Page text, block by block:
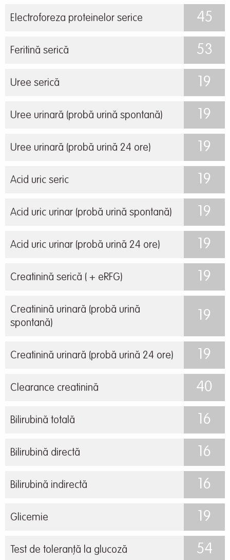
Electroforeza proteinelor serice 45
Feritină serică 53
Uree serică 19
Uree urinară (probă urină spontană) 19
Uree urinară (probă urină 24 ore) 19
Acid uric seric 19
Acid uric urinar (probă urină spontană) 19
Acid uric urinar (probă urină 24 ore) 19
Creatinină serică ( + eRFG) 19
Creatinină urinară (probă urină
spontană)
19
Creatinină urinară (probă urină 24 ore) 19
Clearance creatinină 40
Bilirubină totală 16
Bilirubină directă 16
Bilirubină indirectă 16
Glicemie 19
Test de toleranță la glucoză 54